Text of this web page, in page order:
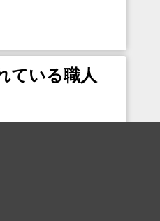
ている職人